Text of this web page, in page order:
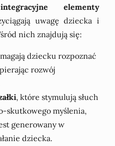
integracyjne elementy
uwagę dziecka i
nich znajdują się:
dziecku rozpoznać
rozwój
, które stymulują słuch
skutkowego myślenia,
generowany w
dziecka.